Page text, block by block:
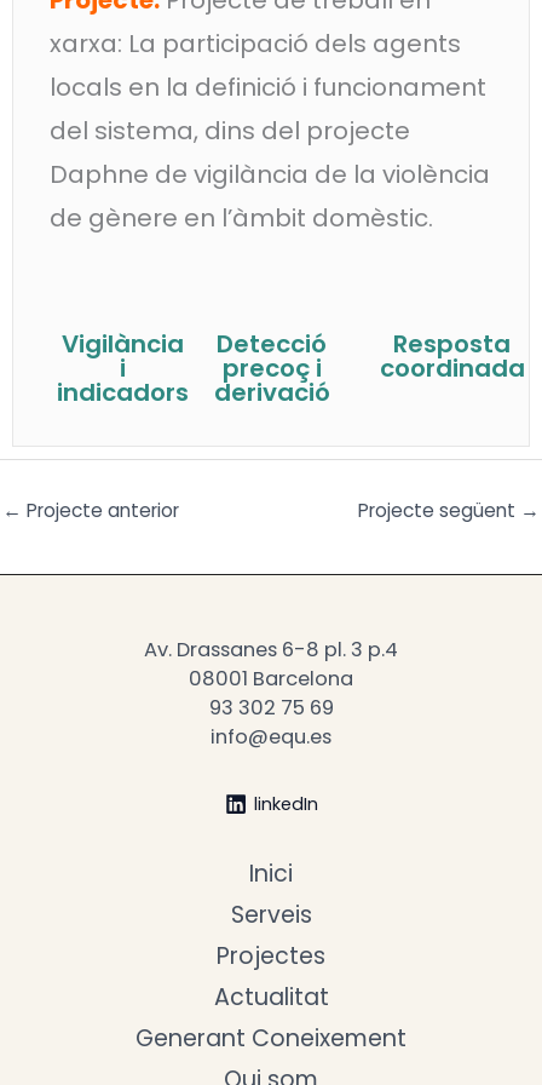
xarxa: La participació dels agents
locals en la definició i funcionament
del sistema, dins del projecte
Daphne de vigilància de la violència
de gènere en l’àmbit domèstic.
Vigilància
i
indicadors
Detecció
precoç i
derivació
Resposta
coordinada
← Projecte anterior Projecte següent →
Av. Drassanes 6-8 pl. 3 p.4
08001 Barcelona
93 302 75 69
info@equ.es
linkedIn
Inici
Serveis
Projectes
Actualitat
Generant Coneixement